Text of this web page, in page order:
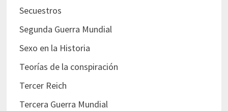
Secuestros
Segunda Guerra Mundial
Sexo en la Historia
Teorías de la conspiración
Tercer Reich
Tercera Guerra Mundial